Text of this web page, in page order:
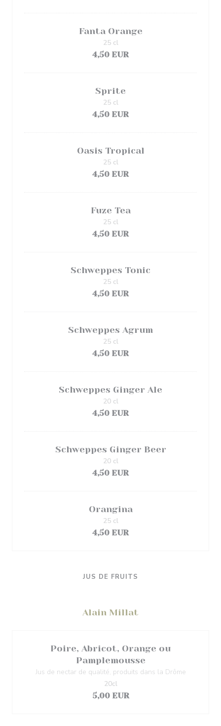
Fanta Orange
4,50 EUR
25 cl
Sprite
4,50 EUR
25 cl
Oasis Tropical
4,50 EUR
25 cl
Fuze Tea
4,50 EUR
25 cl
Schweppes Tonic
4,50 EUR
25 cl
Schweppes Agrum
4,50 EUR
25 cl
Schweppes Ginger Ale
4,50 EUR
20 cl
Schweppes Ginger Beer
4,50 EUR
20 cl
Orangina
4,50 EUR
25 cl
JUS DE FRUITS
Alain Millat
Poire, Abricot, Orange ou
Pamplemousse
Jus de nectar de qualité, produits dans la Drôme
5,00 EUR
20cl